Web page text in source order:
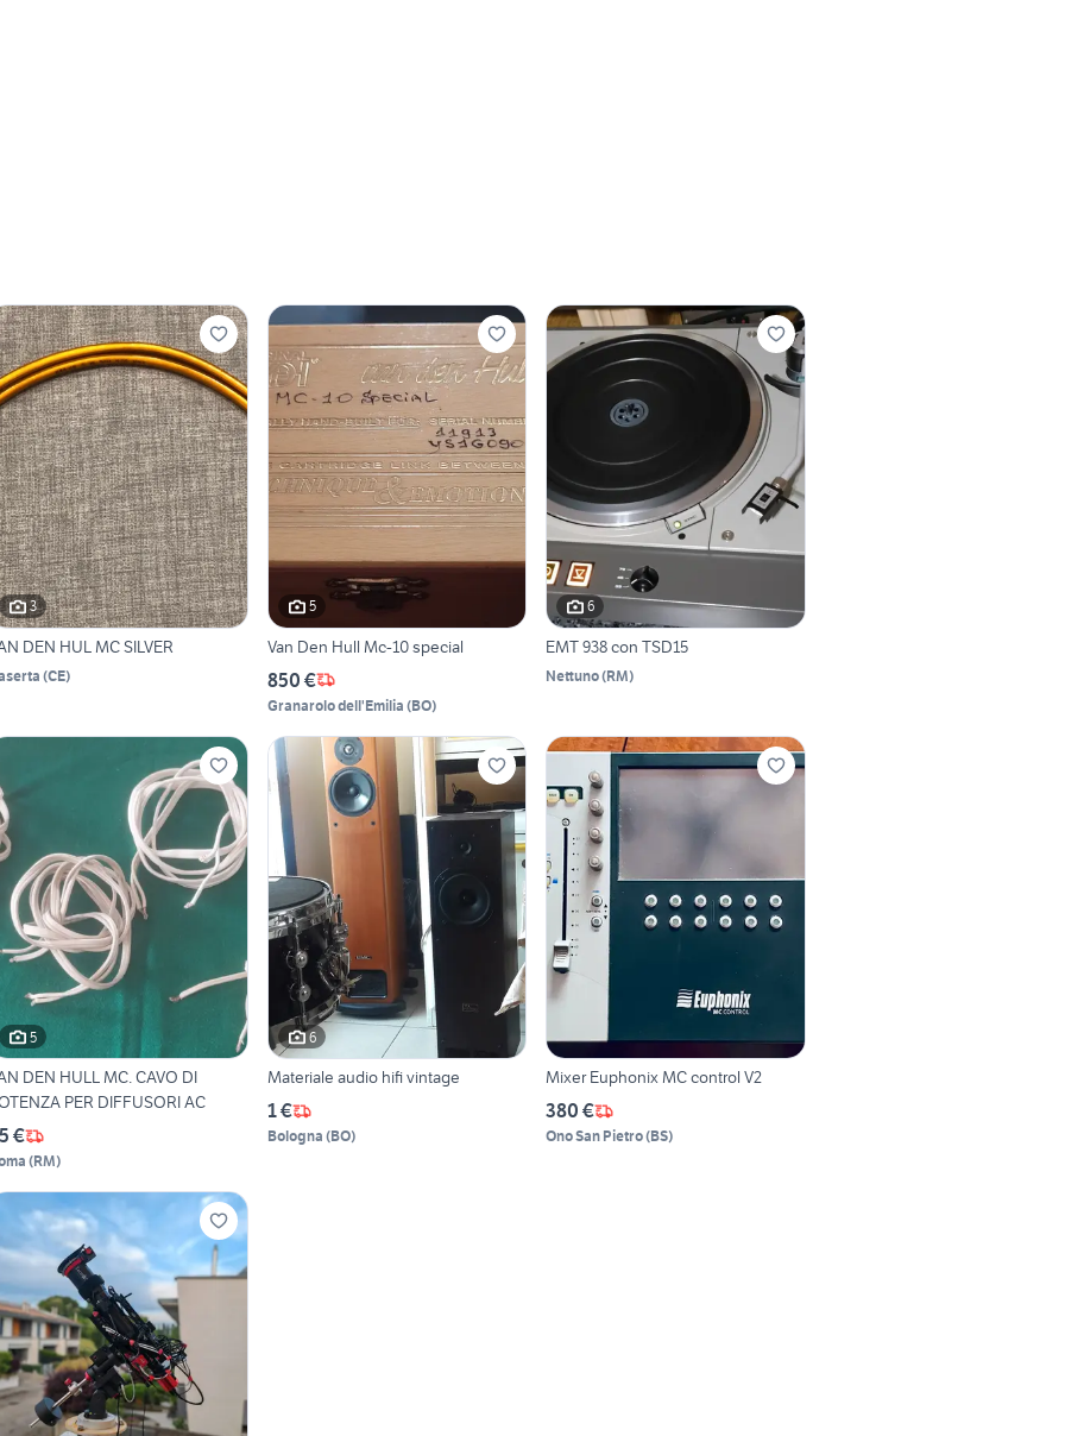
3
DEN HUL MC SILVER
(CE)
5
Van Den Hull Mc-10 special
850 €
Granarolo dell'Emilia (BO)
6
EMT 938 con TSD15
Nettuno(RM)
5
DEN HULL MC. CAVO DI
POTENZA PER DIFFUSORI AC
€
(RM)
6
Materiale audio hifi vintage
1 €
Bologna (BO)
Mixer Euphonix MC control V2
380 €
Ono San Pietro(BS)